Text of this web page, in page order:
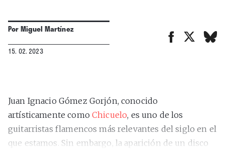
PorMiguel Martínez
15. 02. 2023
Juan Ignacio Gómez Gorjón, conocido
artísticamente como Chicuelo, es uno de los
guitarristas flamencos más relevantes del siglo en el
que estamos. Sin embargo, la aparición de un disco